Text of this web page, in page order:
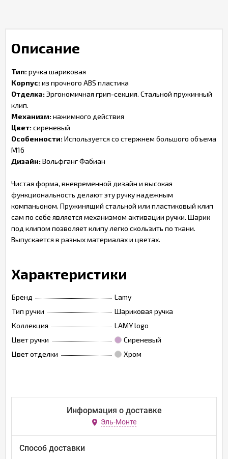
Описание
Тип:ручка шариковая
Корпус:из прочного ABS пластика
Отделка:Эргономичная грип-секция. Стальной пружинный
клип.
Механизм:нажимного действия
Цвет:сиреневый
Особенности:Используется со стержнем большого объема
М16
Дизайн:Вольфганг Фабиан
Чистая форма, вневременной дизайн и высокая
функциональность делают эту ручку надежным
компаньоном. Пружинящий стальной или пластиковый клип
сам по себе является механизмом активации ручки. Шарик
под клипом позволяет клипу легко скользить по ткани.
Выпускается в разных материалах и цветах.
Характеристики
Бренд
Lamy
Тип ручки
Шариковая ручка
Коллекция
LAMY logo
Цвет ручки
Сиреневый
Цвет отделки
Хром
Информация о доставке
Эль-Монте
Способ доставки